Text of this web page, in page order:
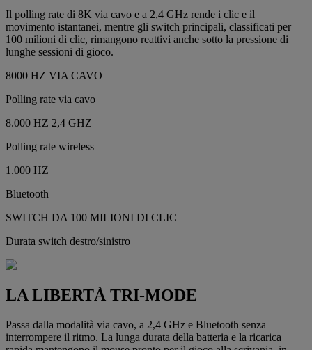
Il polling rate di 8K via cavo e a 2,4 GHz rende i clic e il
movimento istantanei, mentre gli switch principali, classificati per
100 milioni di clic, rimangono reattivi anche sotto la pressione di
lunghe sessioni di gioco.
8000 HZ VIA CAVO
Polling rate via cavo
8.000 HZ 2,4 GHZ
Polling rate wireless
1.000 HZ
Bluetooth
SWITCH DA 100 MILIONI DI CLIC
Durata switch destro/sinistro
LA LIBERTÀ TRI-MODE
Passa dalla modalità via cavo, a 2,4 GHz e Bluetooth senza
interrompere il ritmo. La lunga durata della batteria e la ricarica